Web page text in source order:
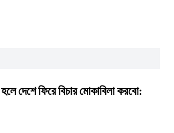
দেশে ফিরে বিচার মোকাবিলা করবো: